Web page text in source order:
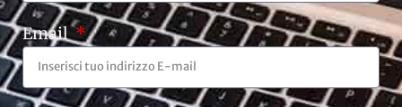
Email